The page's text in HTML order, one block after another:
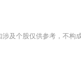
涉及个股仅供参考，不构